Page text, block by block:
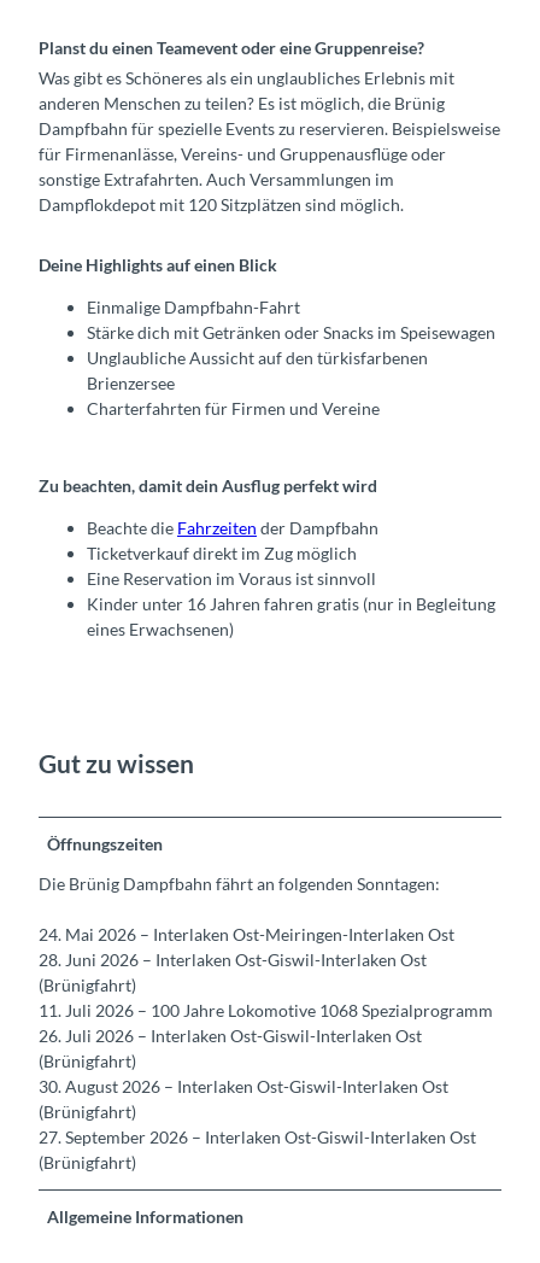
Planst du einen Teamevent oder eine Gruppenreise?
Was gibt es Schöneres als ein unglaubliches Erlebnis mit
anderen Menschen zu teilen? Es ist möglich, die Brünig
Dampfbahn für spezielle Events zu reservieren. Beispielsweise
für Firmenanlässe, Vereins- und Gruppenausflüge oder
sonstige Extrafahrten. Auch Versammlungen im
Dampflokdepot mit 120 Sitzplätzen sind möglich.
Deine Highlights auf einen Blick
Einmalige Dampfbahn-Fahrt
Stärke dich mit Getränken oder Snacks im Speisewagen
Unglaubliche Aussicht auf den türkisfarbenen
Brienzersee
Charterfahrten für Firmen und Vereine
Zu beachten, damit dein Ausflug perfekt wird
Beachte die Fahrzeiten der Dampfbahn
Ticketverkauf direkt im Zug möglich
Eine Reservation im Voraus ist sinnvoll
Kinder unter 16 Jahren fahren gratis (nur in Begleitung
eines Erwachsenen)
Gut zu wissen
Öffnungszeiten
Die Brünig Dampfbahn fährt an folgenden Sonntagen:
24. Mai 2026 – Interlaken Ost-Meiringen-Interlaken Ost
28. Juni 2026 – Interlaken Ost-Giswil-Interlaken Ost
(Brünigfahrt)
11. Juli 2026 – 100 Jahre Lokomotive 1068 Spezialprogramm
26. Juli 2026 – Interlaken Ost-Giswil-Interlaken Ost
(Brünigfahrt)
30. August 2026 – Interlaken Ost-Giswil-Interlaken Ost
(Brünigfahrt)
27. September 2026 – Interlaken Ost-Giswil-Interlaken Ost
(Brünigfahrt)
Allgemeine Informationen